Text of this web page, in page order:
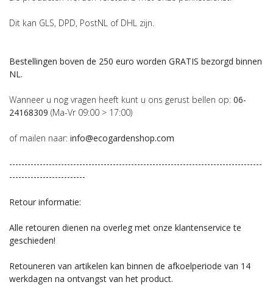
Dit kan GLS, DPD, PostNL of DHL zijn.
Bestellingen boven de 250 euro worden GRATIS bezorgd binnen
NL.
Wanneer u nog vragen heeft kunt u ons gerust bellen op: 06-
24168309 (Ma-Vr 09:00 > 17:00)
of mailen naar: info@ecogardenshop.com
-----------------------------------------------------------------------------------
-------------------------
Retour informatie:
Alle retouren dienen na overleg met onze klantenservice te
geschieden!
Retouneren van artikelen kan binnen de afkoelperiode van 14
werkdagen na ontvangst van het product.